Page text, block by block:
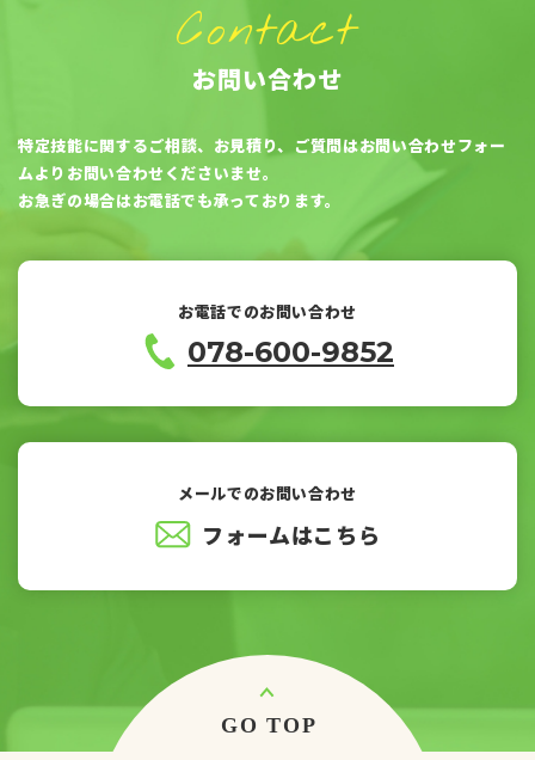
Contact
お問い合わせ
特定技能に関するご相談、お見積り、ご質問はお問い合わせフォー
ムよりお問い合わせくださいませ。
お急ぎの場合はお電話でも承っております。
お電話でのお問い合わせ
078-600-9852
メールでのお問い合わせ
フォームはこちら